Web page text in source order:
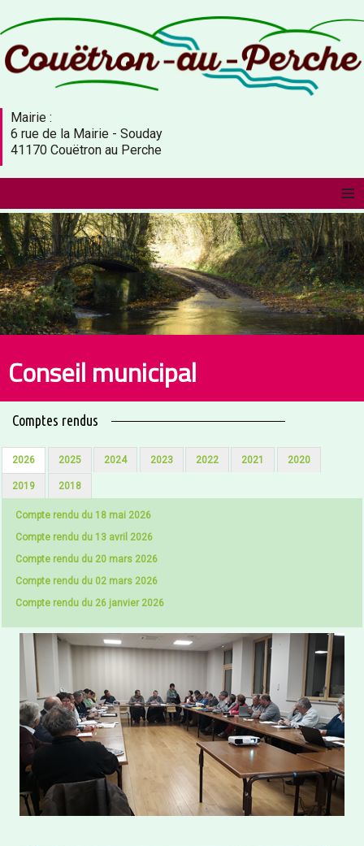
Mairie :
6 rue de la Mairie - Souday
41170 Couëtron au Perche
≡
Conseil municipal
Comptes rendus
2026 2025 2024 2023 2022 2021 2020
2019 2018
Compte rendu du 18 mai 2026
Compte rendu du 13 avril 2026
Compte rendu du 20 mars 2026
Compte rendu du 02 mars 2026
Compte rendu du 26 janvier 2026